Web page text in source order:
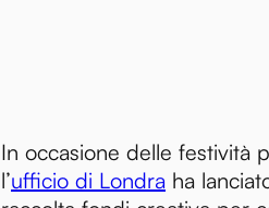
In occasione delle festività
l’ufficio di Londra ha